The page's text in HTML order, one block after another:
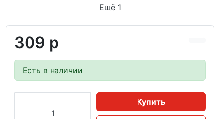
Ещё 1
309 р
Есть в наличии
Купить